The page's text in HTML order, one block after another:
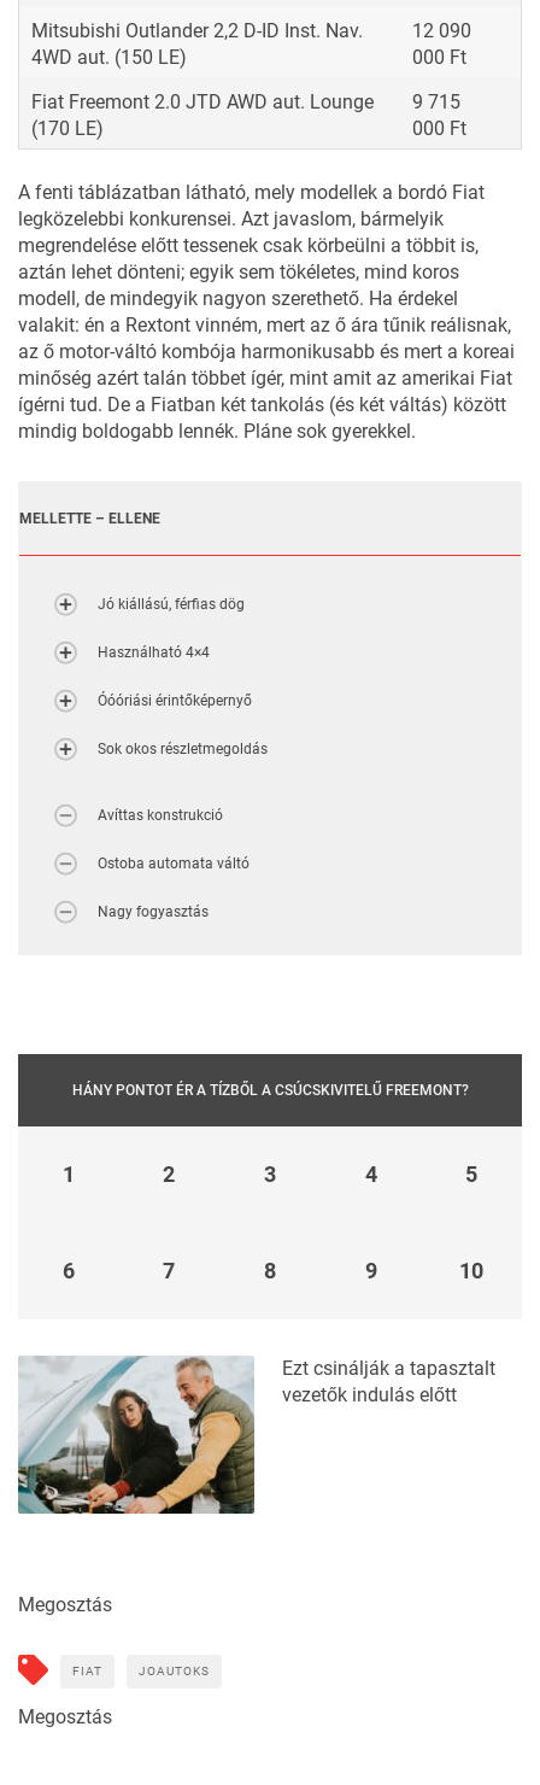
Mitsubishi Outlander 2,2 D-ID Inst. Nav.
4WD aut. (150 LE)
12 090
000 Ft
Fiat Freemont 2.0 JTD AWD aut. Lounge
(170 LE)
9 715
000 Ft
A fenti táblázatban látható, mely modellek a bordó Fiat
legközelebbi konkurensei. Azt javaslom, bármelyik
megrendelése előtt tessenek csak körbeülni a többit is,
aztán lehet dönteni; egyik sem tökéletes, mind koros
modell, de mindegyik nagyon szerethető. Ha érdekel
valakit: én a Rextont vinném, mert az ő ára tűnik reálisnak,
az ő motor-váltó kombója harmonikusabb és mert a koreai
minőség azért talán többet ígér, mint amit az amerikai Fiat
ígérni tud. De a Fiatban két tankolás (és két váltás) között
mindig boldogabb lennék. Pláne sok gyerekkel.
MELLETTE – ELLENE
Jó kiállású, férfias dög
Használható 4×4
Óóóriási érintőképernyő
Sok okos részletmegoldás
Avíttas konstrukció
Ostoba automata váltó
Nagy fogyasztás
HÁNY PONTOT ÉR A TÍZBŐL A CSÚCSKIVITELŰ FREEMONT?
1 2 3 4 5
6 7 8 9 10
Ezt csinálják a tapasztalt
vezetők indulás előtt
Megosztás
FIAT JOAUTOKS
Megosztás